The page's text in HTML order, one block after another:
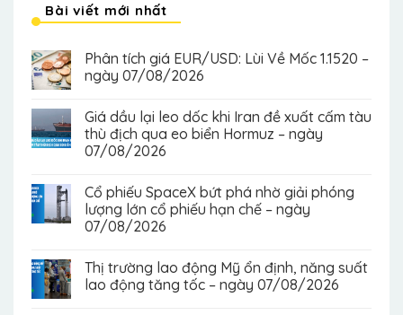
Bài viết mới nhất
Phân tích giá EUR/USD: Lùi Về Mốc 1.1520 –
ngày 07/08/2026
Giá dầu lại leo dốc khi Iran đề xuất cấm tàu
thù địch qua eo biển Hormuz – ngày
07/08/2026
Cổ phiếu SpaceX bứt phá nhờ giải phóng
lượng lớn cổ phiếu hạn chế – ngày
07/08/2026
Thị trường lao động Mỹ ổn định, năng suất
lao động tăng tốc – ngày 07/08/2026